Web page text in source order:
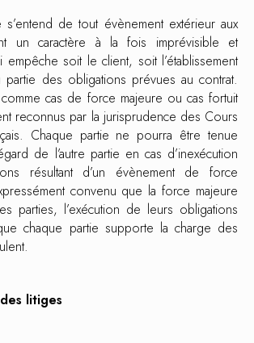
de tout évènement extérieur aux
un caractère à la fois imprévisible et
empêche soit le client, soit l’établissement
partie des obligations prévues au contrat.
cas de force majeure ou cas fortuit
reconnus par la jurisprudence des Cours
Chaque partie ne pourra être tenue
de l’autre partie en cas d’inexécution
résultant d’un évènement de force
convenu que la force majeure
parties, l’exécution de leurs obligations
chaque partie supporte la charge des
litiges